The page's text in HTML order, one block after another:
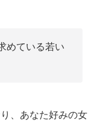
めている若い
、あなた好みの女